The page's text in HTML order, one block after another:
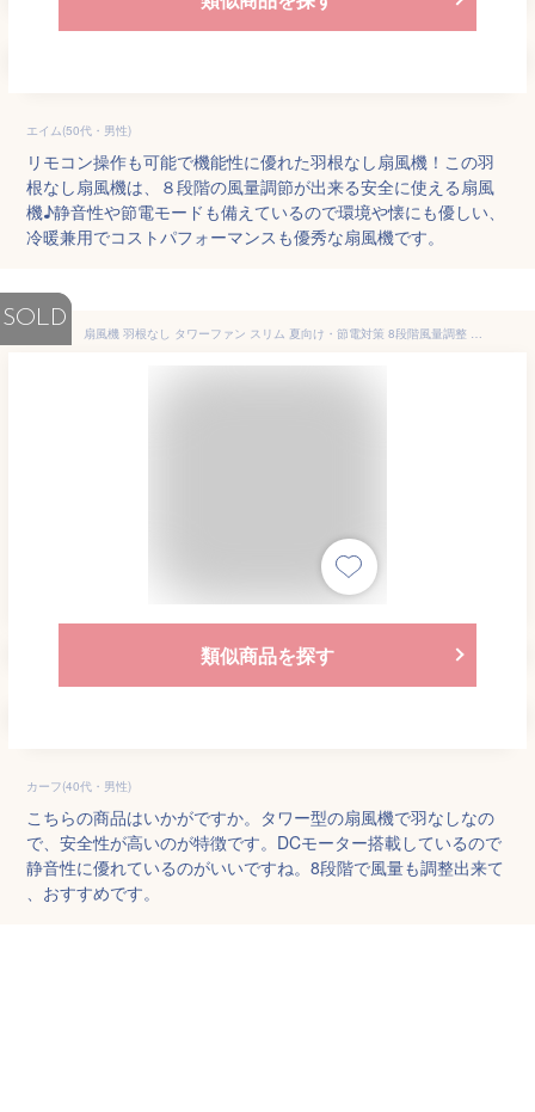
エイム(50代・男性)
リモコン操作も可能で機能性に優れた羽根なし扇風機！この羽
根なし扇風機は、８段階の風量調節が出来る安全に使える扇風
機♪静音性や節電モードも備えているので環境や懐にも優しい、
冷暖兼用でコストパフォーマンスも優秀な扇風機です。
SOLD
扇風機 羽根なし タワーファン スリム 夏向け・節電対策 8段階風量調整 微風&強風モード 100°自動首振り 9時間タイマー設定 静音 DCモーター 転倒安全装置 省エネ節電 羽なし扇風機 タワー型 自動消灯 大風量 リモコン操作 【1年間保証】
類似商品を探す
カーフ(40代・男性)
こちらの商品はいかがですか。タワー型の扇風機で羽なしなの
で、安全性が高いのが特徴です。DCモーター搭載しているので
静音性に優れているのがいいですね。8段階で風量も調整出来て
、おすすめです。